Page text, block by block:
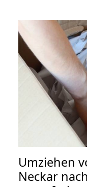
Umziehen
Neckar